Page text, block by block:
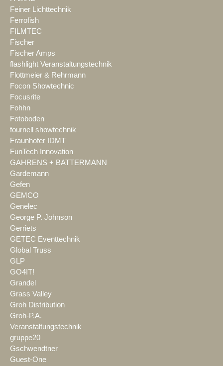
Feiner Lichttechnik
Ferrofish
FILMTEC
Fischer
Fischer Amps
flashlight Veranstaltungstechnik
Flottmeier & Rehrmann
Focon Showtechnic
Focusrite
Fohhn
Fotoboden
fournell showtechnik
Fraunhofer IDMT
FunTech Innovation
GAHRENS + BATTERMANN
Gardemann
Gefen
GEMCO
Genelec
George P. Johnson
Gerriets
GETEC Eventtechnik
Global Truss
GLP
GO4IT!
Grandel
Grass Valley
Groh Distribution
Groh-P.A.
Veranstaltungstechnik
gruppe20
Gschwendtner
Guest-One